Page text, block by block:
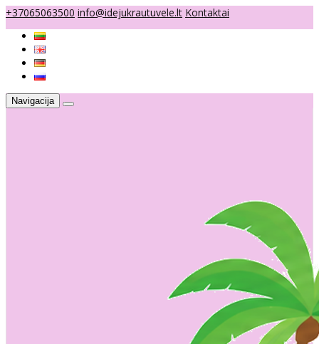
+37065063500 info@idejukrautuvele.lt Kontaktai
Navigacija